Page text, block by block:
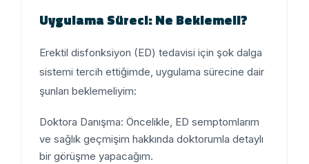
Uygulama Süreci: Ne Beklemeli?
Erektil disfonksiyon (ED) tedavisi için şok dalga
sistemi tercih ettiğimde, uygulama sürecine dair
şunları beklemeliyim:
Doktora Danışma: Öncelikle, ED semptomlarım
ve sağlık geçmişim hakkında doktorumla detaylı
bir görüşme yapacağım.